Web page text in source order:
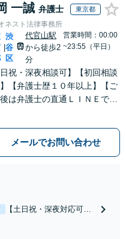
一誠 弁護士 東京都
ネスト法律事務所
渋
谷
区
代官山駅
から徒歩2
分
営業時間：00:00
~23:55（平日）
日祝・深夜相談可】【初回相談
【弁護士歴１０年以上】【ご
は弁護士の直通ＬＩＮＥでい
ナイトワークトラブルに注力】
メールでお問い合わせ
【土日祝・深夜対応可】